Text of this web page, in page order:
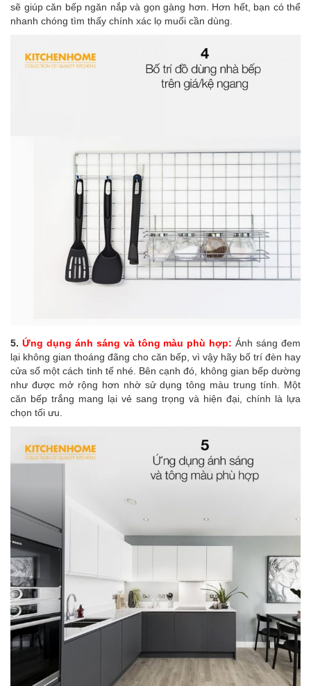
sẽ giúp căn bếp ngăn nắp và gọn gàng hơn. Hơn hết, bạn có thể
nhanh chóng tìm thấy chính xác lọ muối cần dùng.
5. Ứng dụng ánh sáng và tông màu phù hợp: Ánh sáng đem
lại không gian thoáng đãng cho căn bếp, vì vậy hãy bố trí đèn hay
cửa sổ một cách tinh tế nhé. Bên cạnh đó, không gian bếp dường
như được mở rộng hơn nhờ sử dụng tông màu trung tính. Một
căn bếp trắng mang lại vẻ sang trọng và hiện đại, chính là lựa
chọn tối ưu.